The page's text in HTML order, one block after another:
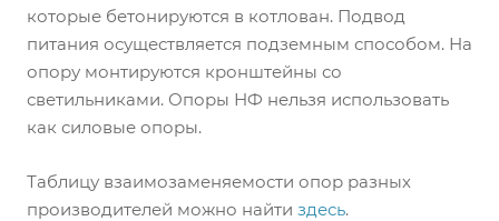
которые бетонируются в котлован. Подвод
питания осуществляется подземным способом. На
опору монтируются кронштейны со
светильниками. Опоры НФ нельзя использовать
как силовые опоры.
Таблицу взаимозаменяемости опор разных
производителей можно найти здесь.